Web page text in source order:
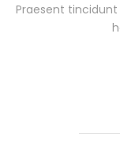
Praesent